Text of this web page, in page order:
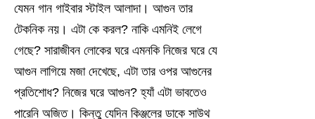
যেমন গান গাইবার স্টাইল আলাদা। আগুন তার
টেকনিক নয়। এটা কে করল? নাকি এমনিই লেগে
গেছে? সারাজীবন লোকের ঘরে এমনকি নিজের ঘরে যে
আগুন লাগিয়ে মজা দেখেছে, এটা তার ওপর আগুনের
প্রতিশোধ? নিজের ঘরে আগুন? হ্যাঁ এটা ভাবতেও
পারেনি অজিত। কিন্তু যেদিন কিঞ্জলের ডাকে সাউথ